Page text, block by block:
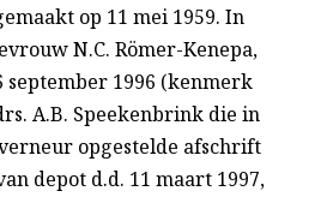
op 11 mei 1959. In
N.C. Römer-Kenepa,
1996 (kenmerk
A.B. Speekenbrink die in
opgestelde afschrift
depot d.d. 11 maart 1997,